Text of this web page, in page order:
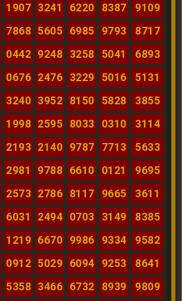
1907 3241 6220 8387
9109
7868 5605 6985 9793
8717
0442 9248 3258 5041
6893
0676 2476 3229 5016
5131
3240 3952 8150 5828
3855
1998 2595 8033 0310
3114
2193 2140 9787 7713
5633
2981 9788 6610 0121
9695
2573 2786 8117 9665
3611
6031 2494 0703 3149
8385
1219 6670 9986 9334
9582
0912 5029 6094 9253
8641
5358 3466 6732 8939
9809